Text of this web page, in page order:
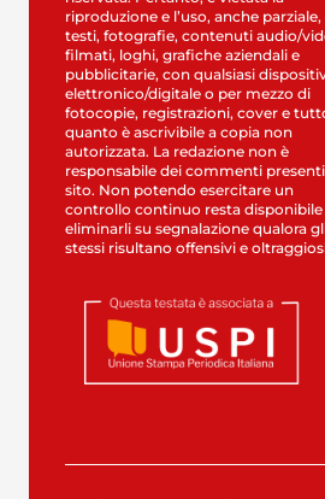
riproduzione e l’uso, anche parziale,
testi, fotografie, contenuti audio/
filmati, loghi, grafiche aziendali e
pubblicitarie, con qualsiasi
elettronico/digitale o per mezzo di
fotocopie, registrazioni, cover e
quanto è ascrivibile a copia non
autorizzata. La redazione non è
responsabile dei commenti
sito. Non potendo esercitare un
controllo continuo resta disponibile
eliminarli su segnalazione qualora
stessi risultano offensivi e